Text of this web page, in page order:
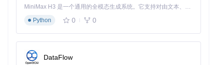
Clarity Upscaler的无数据依赖特性使其在多个行业场景中展现
佳。Clarity Upscaler能够在不依赖配对训练数据的情况下，提
MiniMax H3 是一个通用的全模态生成系统。它支持对由文本、图像、视频和音频组成的多模态上下文进行统一理解，并能生成分辨率高达 2K、时长可达 15 秒的带原生立体声音频的视频。得益于面向任务泛化的系统设计，H3 在预训练阶段就已具备广泛的多模态上下文理解与生成能力，能够出色地执行复杂的多模态指令。
Python
0 0
DataFlow